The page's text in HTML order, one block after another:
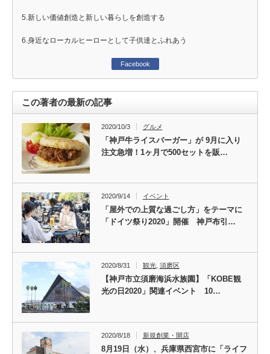
5.新しい価値創造と新しい暮らしを創造する
6.身近なローカルヒーローとして子供達とふれあう
Facebook
この著者の最新の記事
2020/10/3 グルメ
「神戸牛ライスバーガー」が 9月に入り
注文急増！1ヶ月で500セットを販…
2020/9/14 イベント
「屋外での上質な過ごし方」をテーマに
「ドイツ祭り2020」開催 神戸布引…
2020/8/31 観光, 須磨区
【神戸市立須磨海浜水族園】「KOBE観
光の日2020」関連イベント 10…
2020/8/18 新規創業・開店
8月19日（水）、兵庫県西宮市に「ライフ